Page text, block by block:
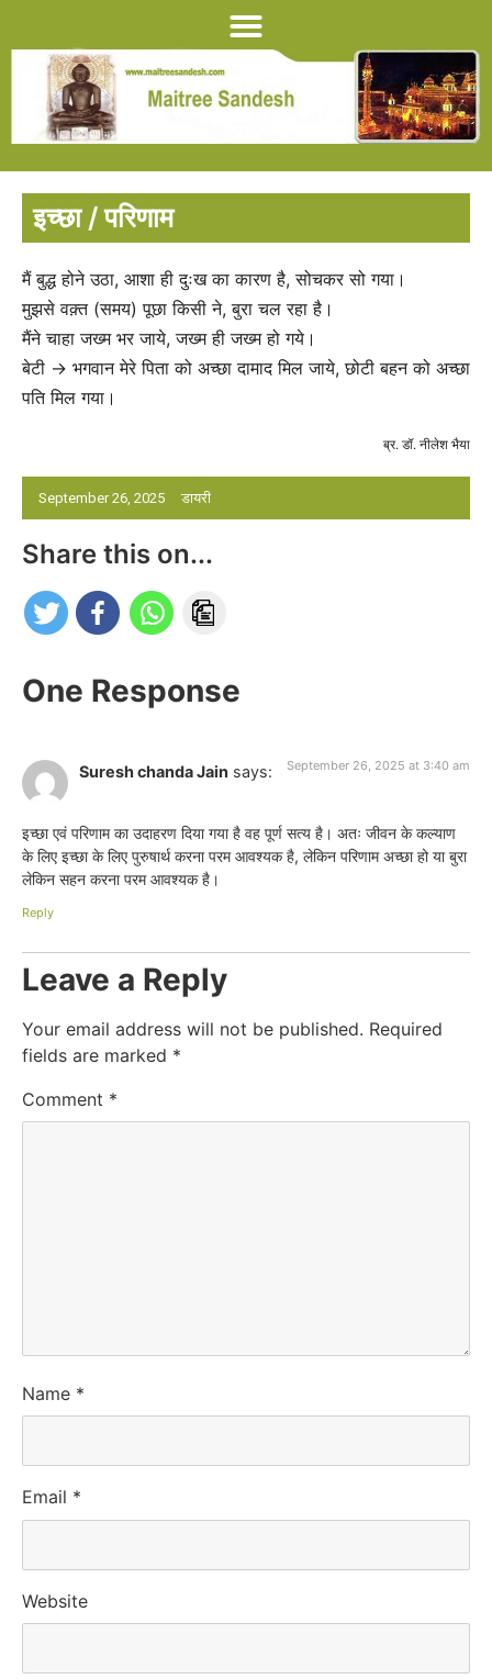
इच्छा / परिणाम
September 26, 2025 डायरी
मैं बुद्ध होने उठा, आशा ही दुःख का कारण है, सोचकर सो गया।
मुझसे वक़्त (समय) पूछा किसी ने, बुरा चल रहा है।
मैंने चाहा जख्म भर जाये, जख्म ही जख्म हो गये।
बेटी → भगवान मेरे पिता को अच्छा दामाद मिल जाये, छोटी बहन को अच्छा
पति मिल गया।
ब्र. डॉ. नीलेश भैया
Share this on...
One Response
Suresh chanda Jain says: September 26, 2025 at 3:40 am
इच्छा एवं परिणाम का उदाहरण दिया गया है वह पूर्ण सत्य है। अतः जीवन के कल्याण
के लिए इच्छा के लिए पुरुषार्थ करना परम आवश्यक है, लेकिन परिणाम अच्छा हो या बुरा
लेकिन सहन करना परम आवश्यक है।
Reply
Leave a Reply
Your email address will not be published. Required
fields are marked *
Comment *
Name *
Email *
Website